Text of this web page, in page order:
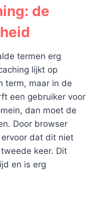
de
termen erg
lijkt op
term, maar in de
een gebruiker voor
dan moet de
Door browser
dat dit niet
keer. Dit
en is erg